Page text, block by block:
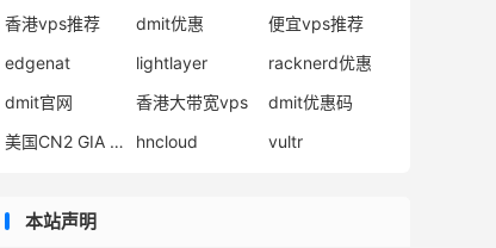
香港vps推荐
dmit优惠
便宜vps推荐
edgenat
lightlayer
racknerd优惠
dmit官网
香港大带宽vps
dmit优惠码
美国CN2 GIA VPS
hncloud vultr
本站声明